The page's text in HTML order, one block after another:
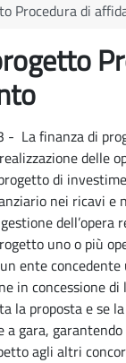
Procedura di
- La finanza di
delle
di
nei ricavi e
dell’opera
uno o più
ente
in concessione di
la proposta e se
gara,
agli altri